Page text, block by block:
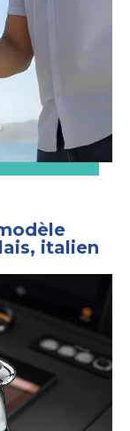
italien